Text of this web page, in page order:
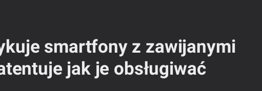
smartfony z zawijanymi
jak je obsługiwać